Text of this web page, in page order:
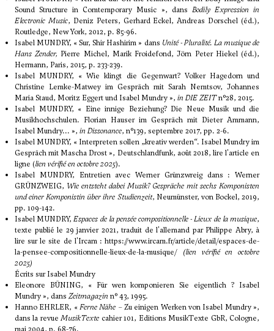
Sound Structure in Comtemporary Music », dans Bodily Expression in
Electronic Music, Deniz Peters, Gerhard Eckel, Andreas Dorschel (éd.),
Routledge, New York, 2012, p. 85-96.
Isabel MUNDRY, « Sur, Shir Hashirim » dans Unité - Pluralité. La musique de
Hans Zender, Pierre Michel, Marik Froidefond, Jörn Peter Hiekel (éd.),
Hermann, Paris, 2015, p. 233-239.
Isabel MUNDRY, « Wie klingt die Gegenwart? Volker Hagedorn und
Christine Lemke-Matwey im Gespräch mit Sarah Nemtsov, Johannes
Maria Staud, Moritz Eggert und Isabel Mundry », in DIE ZEITn°28, 2015.
Isabel MUNDRY, « Eine innige Beziehung? Die Neue Musik und die
Musikhochschulen. Florian Hauser im Gespräch mit Dieter Ammann,
Isabel Mundry... », in Dissonance, n°139, septembre 2017, pp. 2-6.
Isabel MUNDRY, « Interpreten sollen „kreativ werden“. Isabel Mundry im
Gespräch mit Mascha Drost », Deutschlandfunk, août 2018, lire l'article en
ligne (lien vérifié en octobre 2025).
Isabel MUNDRY, Entretien avec Werner Grünzwreig dans : Werner
GRÜNZWEIG, Wie entsteht dabei Musik? Gespräche mit sechs Komponisten
und einer Komponistin über ihre Studienzeit, Neumünster, von Bockel, 2019,
pp. 109-142.
Isabel MUNDRY,Espaces de la pensée compositionnelle - Lieux de la musique,
texte publié le 29 janvier 2021, traduit de l'allemand par Philippe Abry, à
lire sur le site de l'Ircam : https://www.ircam.fr/article/detail/espaces-de-
la-pensee-compositionnelle-lieux-de-la-musique/
(lien vérifié en octobre
2025)
Écrits sur Isabel Mundry
Eleonore BÜNING, « Für wen komponieren Sie eigentlich ? Isabel
Mundry », dans Zeitmagazin n° 43, 1995.
Hanno EHRLER, « Ferne Nähe – Zu einigen Werken von Isabel Mundry »,
dans la revueMusikTexte cahier 101, Editions MusikTexte GbR, Cologne,